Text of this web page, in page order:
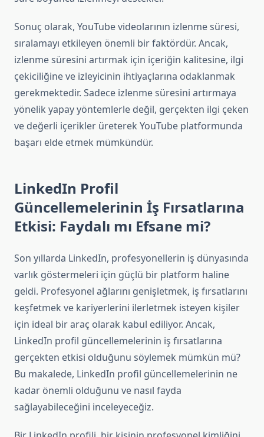
Sonuç olarak, YouTube videolarının izlenme süresi,
sıralamayı etkileyen önemli bir faktördür. Ancak,
izlenme süresini artırmak için içeriğin kalitesine, ilgi
çekiciliğine ve izleyicinin ihtiyaçlarına odaklanmak
gerekmektedir. Sadece izlenme süresini artırmaya
yönelik yapay yöntemlerle değil, gerçekten ilgi çeken
ve değerli içerikler üreterek YouTube platformunda
başarı elde etmek mümkündür.
LinkedIn Profil
Güncellemelerinin İş Fırsatlarına
Etkisi: Faydalı mı Efsane mi?
Son yıllarda LinkedIn, profesyonellerin iş dünyasında
varlık göstermeleri için güçlü bir platform haline
geldi. Profesyonel ağlarını genişletmek, iş fırsatlarını
keşfetmek ve kariyerlerini ilerletmek isteyen kişiler
için ideal bir araç olarak kabul ediliyor. Ancak,
LinkedIn profil güncellemelerinin iş fırsatlarına
gerçekten etkisi olduğunu söylemek mümkün mü?
Bu makalede, LinkedIn profil güncellemelerinin ne
kadar önemli olduğunu ve nasıl fayda
sağlayabileceğini inceleyeceğiz.